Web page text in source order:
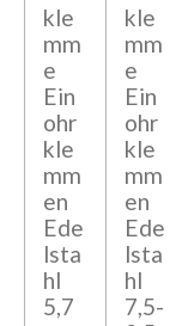
kle
mm
e
Ein
ohr
kle
mm
en
Ede
lsta
hl
5,7
kle
mm
e
Ein
ohr
kle
mm
en
Ede
lsta
hl
7,5-